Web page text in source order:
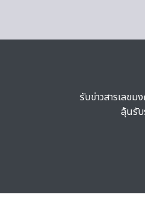
รับข่าวสารเลขม
ลุ้นรับ